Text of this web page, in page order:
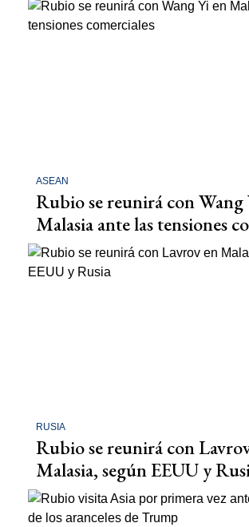
ASEAN
Rubio se reunirá con Wang
Malasia ante las tensiones
RUSIA
Rubio se reunirá con
Malasia, según EEUU y